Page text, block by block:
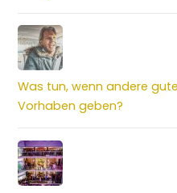
Was tun, wenn andere
Vorhaben geben?